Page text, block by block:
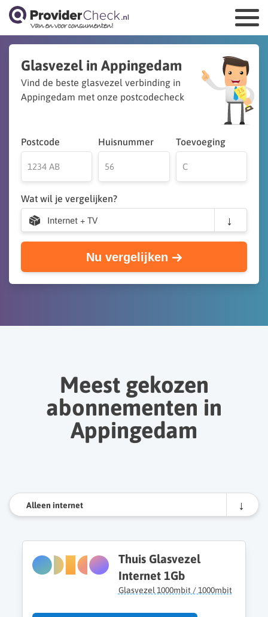
Glasvezel in Appingedam
Vind de beste glasvezel verbinding in
Appingedam met onze postcodecheck
Postcode Huisnummer Toevoeging
Wat wil je vergelijken?
Internet + TV
Nu vergelijken
Meest gekozen
abonnementen in
Appingedam
Alleen internet
Thuis Glasvezel
Internet 1Gb
Glasvezel 1000mbit / 1000mbit